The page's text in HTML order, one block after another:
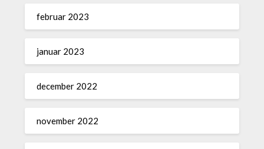
februar 2023
januar 2023
december 2022
november 2022